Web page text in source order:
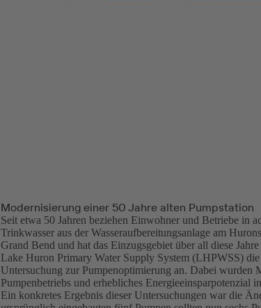
Modernisierung einer 50 Jahre alten Pumpstation
Seit etwa 50 Jahren beziehen Einwohner und Betriebe in
Trinkwasser aus der Wasseraufbereitungsanlage am
Grand Bend und hat das Einzugsgebiet über all diese
Lake Huron Primary Water Supply System (LHPWSS)
Untersuchung zur Pumpenoptimierung an. Dabei wurden
Pumpenbetriebs und erhebliches Energieeinsparpotenzial
Ein konkretes Ergebnis dieser Untersuchungen war die